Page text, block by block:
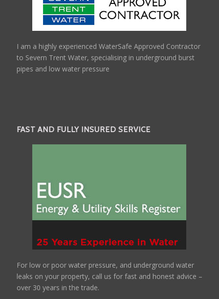
I am a highly experienced WaterSafe Approved Contractor
to Severn Trent Water, specialising in underground burst
pipes and low water pressure
FAST AND FULLY INSURED SERVICE
For low or poor water pressure, and underground water
leaks on your property, call us for fast and honest advice –
over 30 years in the trade.